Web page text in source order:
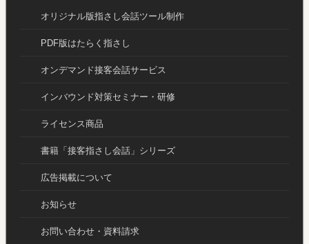
オリジナル版指さし会話ツール制作
PDF版はたらく指さし
オンデマンド接客会話サービス
インバウンド対策セミナー・研修
ライセンス商品
書籍「接客指さし会話」シリーズ
広告掲載について
お知らせ
お問い合わせ・資料請求